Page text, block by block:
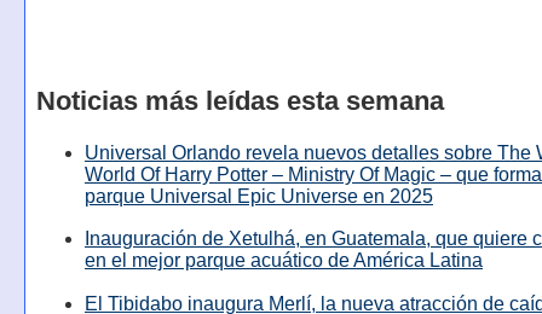
Noticias más leídas esta semana
Universal Orlando revela nuevos detalles sobre The
World Of Harry Potter – Ministry Of Magic – que
parque Universal Epic Universe en 2025
Inauguración de Xetulhá, en Guatemala, que quiere
en el mejor parque acuático de América Latina
El Tibidabo inaugura Merlí, la nueva atracción de